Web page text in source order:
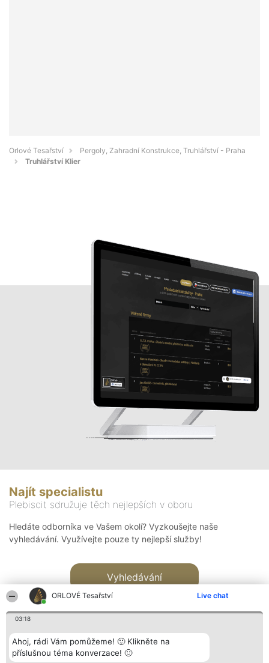
ORLOVÉ Tesařství Live chat
03:18
Ahoj, rádi Vám pomůžeme! 🙂 Klikněte na
příslušnou téma konverzace! 🙂
Orlové Tesařství
Pergoly, Zahradní Konstrukce, Truhlářství - Praha
Truhlářství Klier
Najít specialistu
Plebiscit sdružuje těch nejlepších v oboru
Hledáte odborníka ve Vašem okolí? Vyzkoušejte naše
vyhledávání. Využívejte pouze ty nejlepší služby!
Vyhledávání